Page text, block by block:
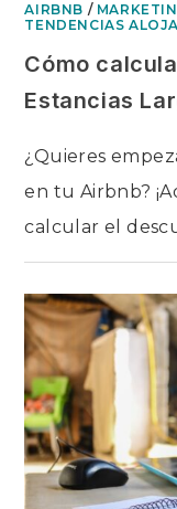
AIRBNB /
TENDENCIAS
Cómo
Estancias
¿Quieres
en tu Airbnb?
calcular el